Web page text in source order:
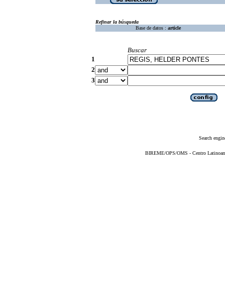
Refinar la búsqueda
Base de datos : article
Buscar
1
2
3
Search
BIREME/OPS/OMS - Centro